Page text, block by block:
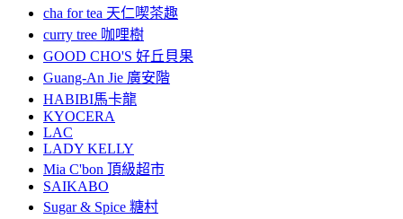
cha for tea 天仁喫茶趣
curry tree 咖哩樹
GOOD CHO'S 好丘貝果
Guang-An Jie 廣安階
HABIBI馬卡龍
KYOCERA
LAC
LADY KELLY
Mia C'bon 頂級超市
SAIKABO
Sugar & Spice 糖村